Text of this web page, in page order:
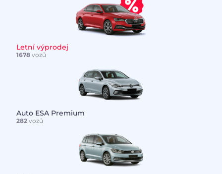
Letní výprodej
1678vozů
Auto ESA Premium
282vozů